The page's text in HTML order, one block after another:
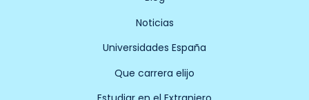
o
f
i
t
t
r
u
b
e
Noticias
Universidades España
Que carrera elijo